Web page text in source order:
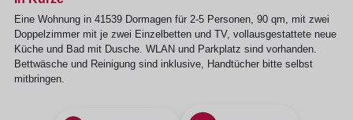
Eine Wohnung in 41539 Dormagen für 2-5 Personen, 90 qm, mit zwei
Doppelzimmer mit je zwei Einzelbetten und TV, vollausgestattete neue
Küche und Bad mit Dusche. WLAN und Parkplatz sind vorhanden.
Bettwäsche und Reinigung sind inklusive, Handtücher bitte selbst
mitbringen.